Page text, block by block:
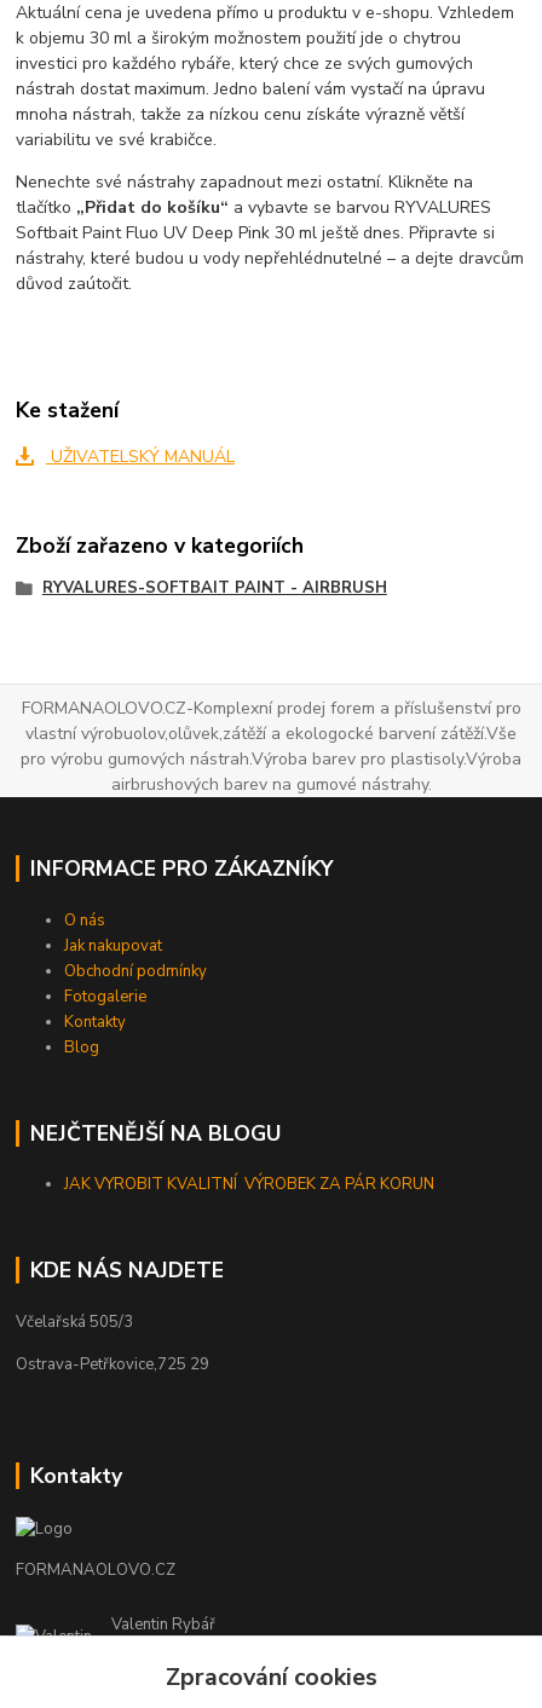
Aktuální cena je uvedena přímo u produktu v e-shopu. Vzhledem
k objemu 30 ml a širokým možnostem použití jde o chytrou
investici pro každého rybáře, který chce ze svých gumových
nástrah dostat maximum. Jedno balení vám vystačí na úpravu
mnoha nástrah, takže za nízkou cenu získáte výrazně větší
variabilitu ve své krabičce.
Nenechte své nástrahy zapadnout mezi ostatní. Klikněte na
tlačítko „Přidat do košíku“ a vybavte se barvou RYVALURES
Softbait Paint Fluo UV Deep Pink 30 ml ještě dnes. Připravte si
nástrahy, které budou u vody nepřehlédnutelné – a dejte dravcům
důvod zaútočit.
Ke stažení
UŽIVATELSKÝ MANUÁL
Zboží zařazeno v kategoriích
RYVALURES-SOFTBAIT PAINT - AIRBRUSH
FORMANAOLOVO.CZ-Komplexní prodej forem a příslušenství pro
vlastní výrobuolov,olůvek,zátěží a ekologocké barvení zátěží.Vše
pro výrobu gumových nástrah.Výroba barev pro plastisoly.Výroba
airbrushových barev na gumové nástrahy.
INFORMACE PRO ZÁKAZNÍKY
O nás
Jak nakupovat
Obchodní podmínky
Fotogalerie
Kontakty
Blog
NEJČTENĚJŠÍ NA BLOGU
JAK VYROBIT KVALITNÍ VÝROBEK ZA PÁR KORUN
KDE NÁS NAJDETE
Včelařská 505/3
Ostrava-Petřkovice,725 29
Kontakty
FORMANAOLOVO.CZ
Valentin Rybář
(Po-Pá, 7-12 15-22 hod.)
Zpracování cookies